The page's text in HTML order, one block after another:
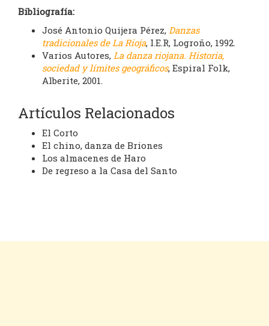
Bibliografía:
José Antonio Quijera Pérez, Danzas
tradicionales de La Rioja, I.E.R, Logroño, 1992.
Varios Autores, La danza riojana. Historia,
sociedad y límites geográficos, Espiral Folk,
Alberite, 2001.
Artículos Relacionados
El Corto
El chino, danza de Briones
Los almacenes de Haro
De regreso a la Casa del Santo